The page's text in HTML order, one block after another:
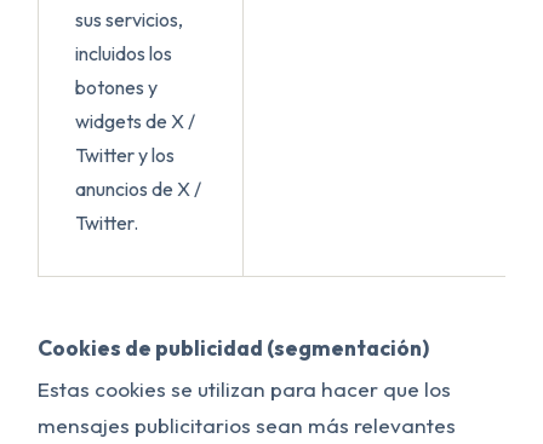
sus servicios,
incluidos los
botones y
widgets de X /
Twitter y los
anuncios de X /
Twitter.
Cookies de publicidad (segmentación)
Estas cookies se utilizan para hacer que los
mensajes publicitarios sean más relevantes